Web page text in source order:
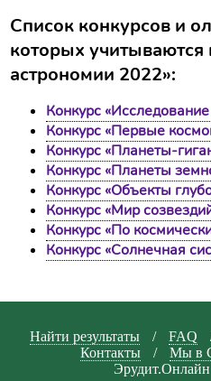
Список конкурсов и
которых учитываются
астрономии 2022»:
Конкурс
Конкурс «Первые
Конкурс «Планеты-
Конкурс «Планеты
Конкурс «Объекты
Конкурс «Мир
Конкурс «По
Конкурс «Солнечная
Найти результаты / FAQ
Контакты
/ Мы в